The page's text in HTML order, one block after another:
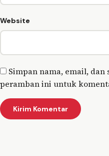
Website
Simpan nama, email, dan
peramban ini untuk